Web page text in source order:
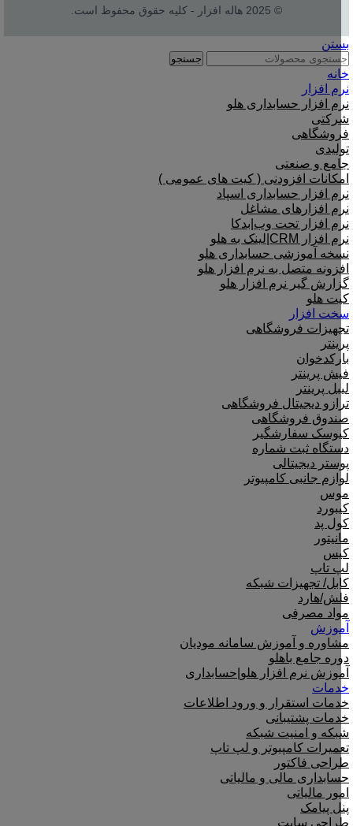
© 2025 هاله افزار - کلیه حقوق محفوظ است.
بستن
جستجو
خانه
نرم افزار
نرم افزار حسابداری هلو
شرکتی
فروشگاهی
تولیدی
جامع و صنعتی
امکانات افزودنی ( کیت های عمومی )
نرم افزار حسابداری اسپاد
نرم افزارهای مشاغل
نرم افزار تحت وب|بدکا
نرم افزار CRM|لینک به هلو
نسخه آموزشی حسابداری هلو
افزونه متصل به نرم افزار هلو
گزارش گیر نرم افزار هلو
کیت هلو
سخت افزار
تجهیزات فروشگاهی
پرینتر
بارکدخوان
فیش پرینتر
لیبل پرینتر
ترازو دیجیتال فروشگاهی
صندوق فروشگاهی
کیوسک سفارشگیر
دستگاه ثبت شماره
پوستر دیجیتالی
لوازم جانبی کامپیوتر
موس
کیبورد
کول پد
مانیتور
کیس
لپ تاپ
کابل/ تجهیزات شبکه
فلش/هارد
مواد مصرفی
آموزش
مشاوره و آموزش سامانه مودیان
دوره جامع باهلو
آموزش نرم افزار هلو|حسابداری
خدمات
خدمات استقرار و ورود اطلاعات
خدمات پشتیبانی
شبکه و امنیت شبکه
تعمیرات کامپیوتر و لپ تاپ
طراحی فاکتور
حسابداری مالی و مالیاتی
امور مالیاتی
پنل پیامک
طراحی سایت